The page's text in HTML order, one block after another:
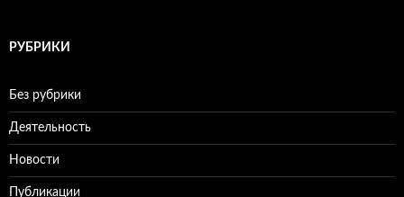
РУБРИКИ
Без рубрики
Деятельность
Новости
Публикации